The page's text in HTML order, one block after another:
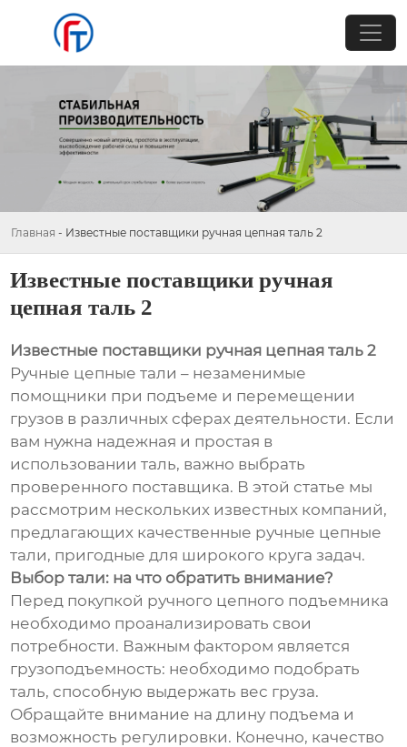
Главная - Известные поставщики ручная цепная таль 2
Известные поставщики ручная
цепная таль 2
Известные поставщики ручная цепная таль 2
Ручные цепные тали – незаменимые
помощники при подъеме и перемещении
грузов в различных сферах деятельности. Если
вам нужна надежная и простая в
использовании таль, важно выбрать
проверенного поставщика. В этой статье мы
рассмотрим нескольких известных компаний,
предлагающих качественные ручные цепные
тали, пригодные для широкого круга задач.
Выбор тали: на что обратить внимание?
Перед покупкой ручного цепного подъемника
необходимо проанализировать свои
потребности. Важным фактором является
грузоподъемность: необходимо подобрать
таль, способную выдержать вес груза.
Обращайте внимание на длину подъема и
возможность регулировки. Конечно, качество